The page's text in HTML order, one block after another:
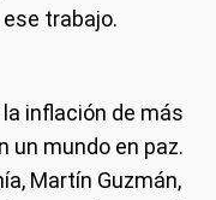
trabajo.
inflación de más
un mundo en paz.
Martín Guzmán,